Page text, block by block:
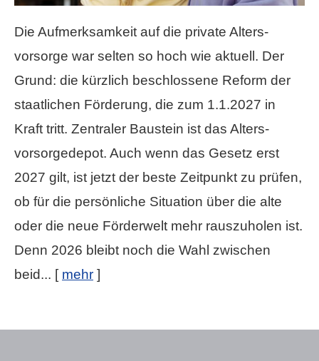
Die Aufmerksamkeit auf die private Alters­
vorsorge war selten so hoch wie aktuell. Der
Grund: die kürzlich beschlossene Reform der
staatlichen Förderung, die zum 1.1.2027 in
Kraft tritt. Zentraler Baustein ist das Alters­
vorsorgedepot. Auch wenn das Gesetz erst
2027 gilt, ist jetzt der beste Zeitpunkt zu prüfen,
ob für die persönliche Situation über die alte
oder die neue Förderwelt mehr rauszuholen ist.
Denn 2026 bleibt noch die Wahl zwischen
beid... [ mehr ]